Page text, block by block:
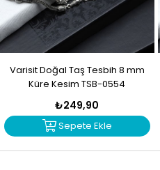
Varisit Doğal Taş Tesbih 8 mm
Küre Kesim TSB-0554
₺249,90
Sepete Ekle